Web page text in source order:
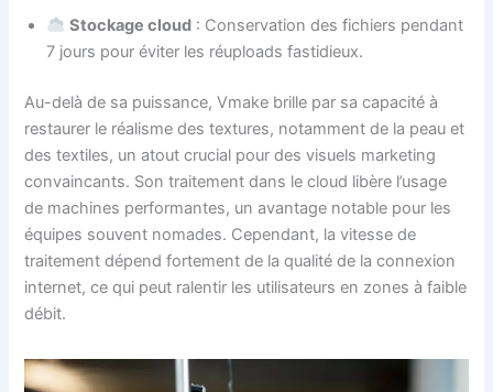
Stockage cloud : Conservation des fichiers pendant
7 jours pour éviter les réuploads fastidieux.
Au-delà de sa puissance, Vmake brille par sa capacité à
restaurer le réalisme des textures, notamment de la peau et
des textiles, un atout crucial pour des visuels marketing
convaincants. Son traitement dans le cloud libère l’usage
de machines performantes, un avantage notable pour les
équipes souvent nomades. Cependant, la vitesse de
traitement dépend fortement de la qualité de la connexion
internet, ce qui peut ralentir les utilisateurs en zones à faible
débit.